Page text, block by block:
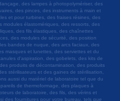
des lampes à photopolymériser, des
des pinces, des instruments à main et
et pour turbines, des fraises résines, des
modules élastomériques, des ressorts, des
des fils élastiques, des chaînettes
des modules de sécurité, des position
bandes de nuque, des arcs faciaux, des
masques et lunettes, des serviettes et du
d'aspiration, des gobelets, des kits de
produits de décontamination, des produits
stérilisateurs et des gaines de stérilisation,
aussi du matériel de laboratoire tel que du
de thermoformage, des plaques à
de laboratoire, des fils, des vérins et
des fournitures pour votre bureau, tels que